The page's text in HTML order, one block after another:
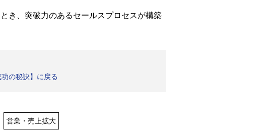
き、突破力のあるセールスプロセスが構築
の秘訣】に戻る
営業・売上拡大